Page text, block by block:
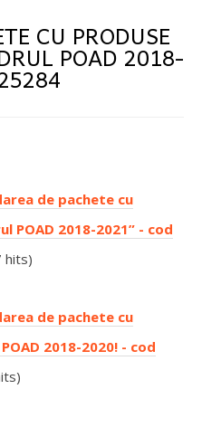
CU PRODUSE
POAD 2018-
de pachete cu
POAD 2018-2021” - cod
hits)
de pachete cu
2018-2020! - cod